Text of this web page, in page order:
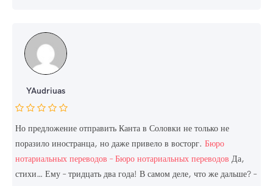
YAudriuas
Но предложение отправить Канта в Соловки не только не
поразило иностранца, но даже привело в восторг. Бюро
нотариальных переводов – Бюро нотариальных переводов Да,
стихи… Ему – тридцать два года! В самом деле, что же дальше? –